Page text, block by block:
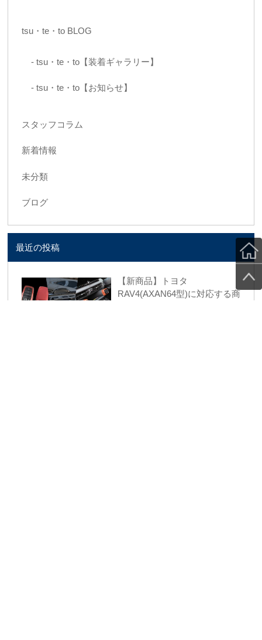
tsu・te・to BLOG
tsu・te・to【装着ギャラリー】
tsu・te・to【お知らせ】
スタッフコラム
新着情報
未分類
ブログ
最近の投稿
【新商品】トヨタ
RAV4(AXAN64型)に対応する商